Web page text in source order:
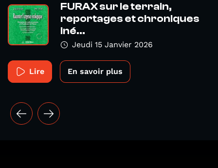
FURAX sur le terrain,
reportages et chroniques
iné...
Jeudi 15 Janvier 2026
Lire En savoir plus